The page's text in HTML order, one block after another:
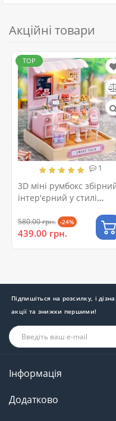
Акційні товари
TOP
1
3D міні румбокс
інтер'єрний у стилі
580.00 грн. -24%
439.00 грн.
Підпишіться на розсилку, і
акції та знижки першими!
Інформація
Додатково